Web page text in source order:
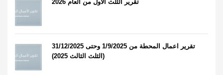
تقرير الثلث الاول من العام 2026
تقرير اعمال المحطة من 1/9/2025 وحتى 31/12/2025
(الثلث الثالث 2025)